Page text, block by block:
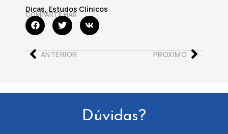
Dicas, Estudos Clínicos
COMPARTILHAR
ANTERIOR PROXIMO
Dúvidas?